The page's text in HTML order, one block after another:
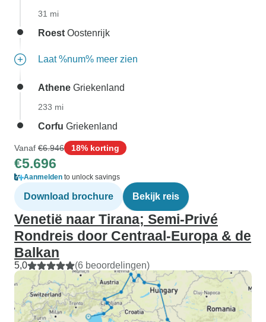
31 mi
Roest Oostenrijk
Laat %num% meer zien
Athene Griekenland
233 mi
Corfu Griekenland
Vanaf €6.946 18% korting
€5.696
Aanmelden to unlock savings
Download brochure Bekijk reis
Venetië naar Tirana; Semi-Privé
Rondreis door Centraal-Europa & de
Balkan
5,0 (6 beoordelingen)